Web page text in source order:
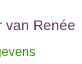
van Renée